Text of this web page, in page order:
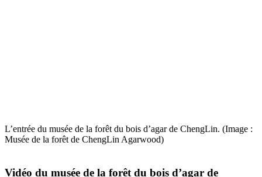
L’entrée du musée de la forêt du bois d’agar de ChengLin. (Image :
Musée de la forêt de ChengLin Agarwood)
Vidéo du musée de la forêt du bois d’agar de